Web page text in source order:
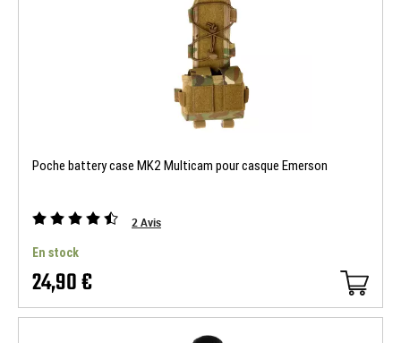
Poche battery case MK2 Multicam pour casque Emerson
2Avis
En stock
24,90 €